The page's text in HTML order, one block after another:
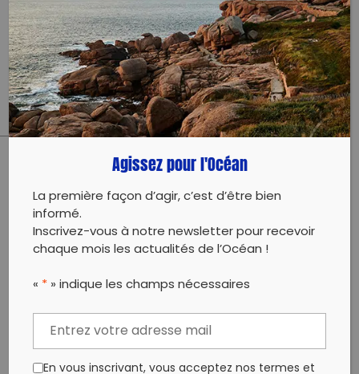
Intervention scolaire : atelier de 3h de découverte
des cétacés et de la baleine à bosse puis
sensibilisation à la pollution plastique.
PARTAGER CET ARTICLE:
Partager sur Facebook
Partager sur
Copy to clipboard
Agissez pour l'Océan
La première façon d’agir, c’est d’être bien
informé.
Inscrivez-vous à notre newsletter pour recevoir
chaque mois les actualités de l’Océan !
« * » indique les champs nécessaires
En vous inscrivant, vous acceptez nos termes et